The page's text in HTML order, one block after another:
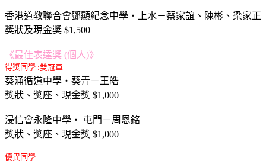
香港道教聯合會鄧顯紀念中學‧上水－蔡家誼、陳彬、梁家正
獎狀及現金獎 $1,500
《最佳表達獎 (個人)》
得獎同學 :雙冠軍
葵涌循道中學‧葵青－王皓
獎狀、獎座、現金獎 $1,000
浸信會永隆中學‧ 屯門－周恩銘
獎狀、獎座、現金獎 $1,000
優異同學